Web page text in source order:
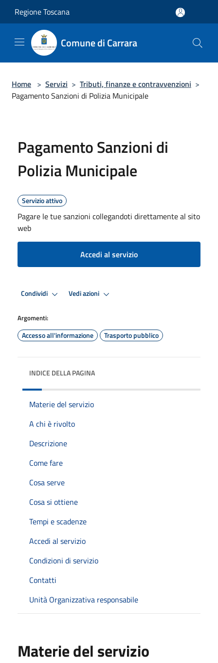
Regione Toscana
Comune di Carrara
Home > Servizi > Tributi, finanze e contravvenzioni >
Pagamento Sanzioni di Polizia Municipale
Pagamento Sanzioni di
Polizia Municipale
Servizio attivo
Pagare le tue sanzioni collegandoti direttamente al sito
web
Accedi al servizio
Condividi Vedi azioni
Argomenti:
Accesso all'informazione Trasporto pubblico
INDICE DELLA PAGINA
Materie del servizio
A chi è rivolto
Descrizione
Come fare
Cosa serve
Cosa si ottiene
Tempi e scadenze
Accedi al servizio
Condizioni di servizio
Contatti
Unità Organizzativa responsabile
Materie del servizio